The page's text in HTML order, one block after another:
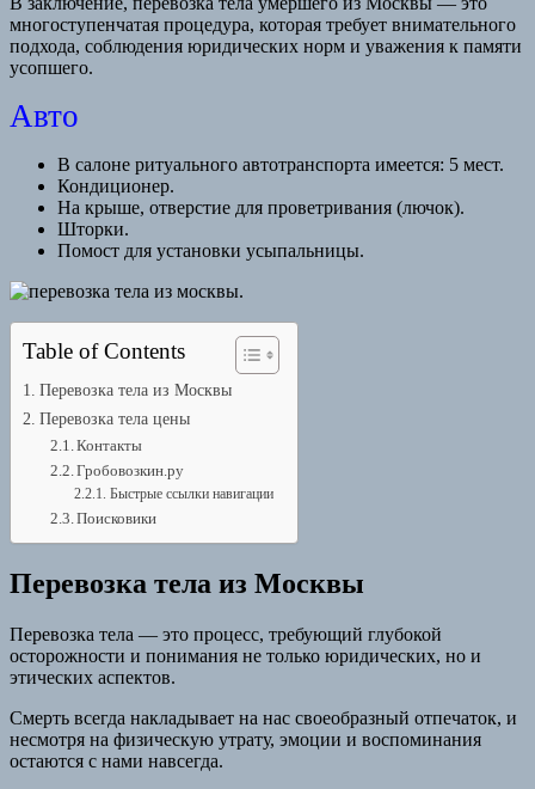
многоступенчатая процедура, которая требует внимательного
подхода, соблюдения юридических норм и уважения к памяти
усопшего.
Авто
В салоне ритуального автотранспорта имеется: 5 мест.
Кондиционер.
На крыше, отверстие для проветривания (лючок).
Шторки.
Помост для установки усыпальницы.
Table of Contents
Перевозка тела из Москвы
Перевозка тела цены
Контакты
Гробовозкин.ру
Быстрые ссылки навигации
Поисковики
Перевозка тела из Москвы
Перевозка тела — это процесс, требующий глубокой
осторожности и понимания не только юридических, но и
этических аспектов.
Смерть всегда накладывает на нас своеобразный отпечаток, и
несмотря на физическую утрату, эмоции и воспоминания
остаются с нами навсегда.